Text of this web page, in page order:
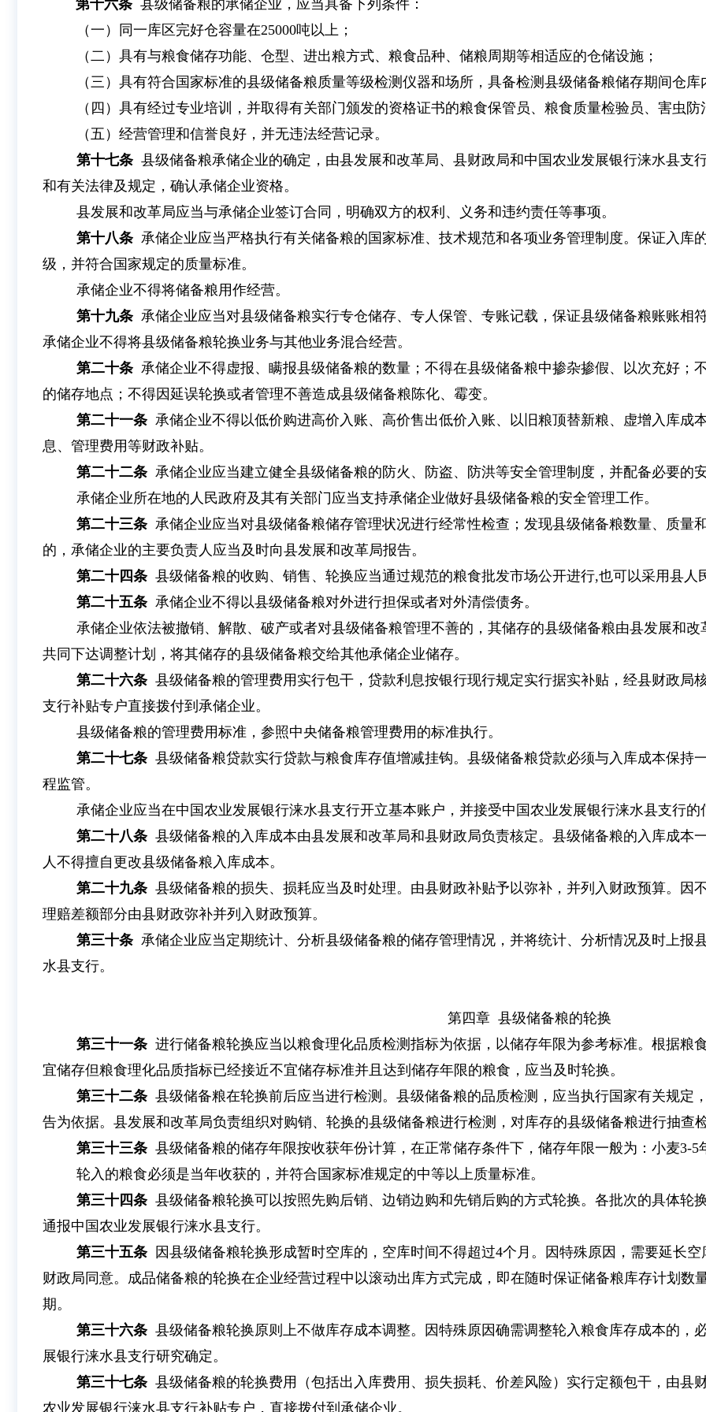
第十六条 县级储备粮的承储企业，应当具备下列条件：
（一）同一库区完好仓容量在25000吨以上；
（二）具有与粮食储存功能、仓型、进出粮方式、粮食品种、储粮周期等相适应的仓储设施；
（三）具有符合国家标准的县级储备粮质量等级检测仪器和场所，具备检测县级储备粮储存期间仓
（四）具有经过专业培训，并取得有关部门颁发的资格证书的粮食保管员、粮食质量检验员、害虫
（五）经营管理和信誉良好，并无违法经营记录。
第十七条 县级储备粮承储企业的确定，由县发展和改革局、县财政局和中国农业发展银行涞水县支
和有关法律及规定，确认承储企业资格。
县发展和改革局应当与承储企业签订合同，明确双方的权利、义务和违约责任等事项。
第十八条 承储企业应当严格执行有关储备粮的国家标准、技术规范和各项业务管理制度。保证入库
级，并符合国家规定的质量标准。
承储企业不得将储备粮用作经营。
第十九条 承储企业应当对县级储备粮实行专仓储存、专人保管、专账记载，保证县级储备粮账账相
承储企业不得将县级储备粮轮换业务与其他业务混合经营。
第二十条 承储企业不得虚报、瞒报县级储备粮的数量；不得在县级储备粮中掺杂掺假、以次充好；
的储存地点；不得因延误轮换或者管理不善造成县级储备粮陈化、霉变。
第二十一条 承储企业不得以低价购进高价入账、高价售出低价入账、以旧粮顶替新粮、虚增入库成
息、管理费用等财政补贴。
第二十二条 承储企业应当建立健全县级储备粮的防火、防盗、防洪等安全管理制度，并配备必要的
承储企业所在地的人民政府及其有关部门应当支持承储企业做好县级储备粮的安全管理工作。
第二十三条 承储企业应当对县级储备粮储存管理状况进行经常性检查；发现县级储备粮数量、质量
的，承储企业的主要负责人应当及时向县发展和改革局报告。
第二十四条 县级储备粮的收购、销售、轮换应当通过规范的粮食批发市场公开进行,也可以采用县人
第二十五条 承储企业不得以县级储备粮对外进行担保或者对外清偿债务。
承储企业依法被撤销、解散、破产或者对县级储备粮管理不善的，其储存的县级储备粮由县发展和
共同下达调整计划，将其储存的县级储备粮交给其他承储企业储存。
第二十六条 县级储备粮的管理费用实行包干，贷款利息按银行现行规定实行据实补贴，经县财政局
支行补贴专户直接拨付到承储企业。
县级储备粮的管理费用标准，参照中央储备粮管理费用的标准执行。
第二十七条 县级储备粮贷款实行贷款与粮食库存值增减挂钩。县级储备粮贷款必须与入库成本保持
程监管。
承储企业应当在中国农业发展银行涞水县支行开立基本账户，并接受中国农业发展银行涞水县支行的
第二十八条 县级储备粮的入库成本由县发展和改革局和县财政局负责核定。县级储备粮的入库成本
人不得擅自更改县级储备粮入库成本。
第二十九条 县级储备粮的损失、损耗应当及时处理。由县财政补贴予以弥补，并列入财政预算。因
理赔差额部分由县财政弥补并列入财政预算。
第三十条 承储企业应当定期统计、分析县级储备粮的储存管理情况，并将统计、分析情况及时上报
水县支行。
第四章 县级储备粮的轮换
第三十一条 进行储备粮轮换应当以粮食理化品质检测指标为依据，以储存年限为参考标准。根据粮
宜储存但粮食理化品质指标已经接近不宜储存标准并且达到储存年限的粮食，应当及时轮换。
第三十二条 县级储备粮在轮换前后应当进行检测。县级储备粮的品质检测，应当执行国家有关规定
告为依据。县发展和改革局负责组织对购销、轮换的县级储备粮进行检测，对库存的县级储备粮进行抽查
第三十三条 县级储备粮的储存年限按收获年份计算，在正常储存条件下，储存年限一般为：小麦3-5
轮入的粮食必须是当年收获的，并符合国家标准规定的中等以上质量标准。
第三十四条 县级储备粮轮换可以按照先购后销、边销边购和先销后购的方式轮换。各批次的具体轮
通报中国农业发展银行涞水县支行。
第三十五条
因县级储备粮轮换形成暂时空库的，空库时间不得超过4个月。因特殊原因，需要延长
财政局同意。成品储备粮的轮换在企业经营过程中以滚动出库方式完成，即在随时保证储备粮库存计划数
期。
第三十六条 县级储备粮轮换原则上不做库存成本调整。因特殊原因确需调整轮入粮食库存成本的，
展银行涞水县支行研究确定。
第三十七条 县级储备粮的轮换费用（包括出入库费用、损失损耗、价差风险）实行定额包干，由县
农业发展银行涞水县支行补贴专户，直接拨付到承储企业。